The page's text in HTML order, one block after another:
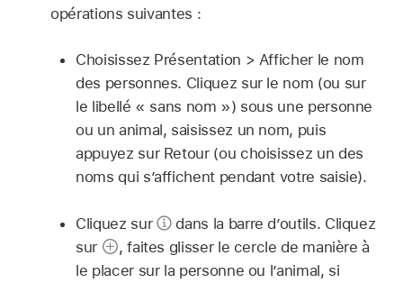
opérations suivantes :
Choisissez Présentation > Afficher le nom
des personnes. Cliquez sur le nom (ou sur
le libellé « sans nom ») sous une personne
ou un animal, saisissez un nom, puis
appuyez sur Retour (ou choisissez un des
noms qui s’affichent pendant votre saisie).
Cliquez sur
dans la barre d’outils. Cliquez
sur
,faites glisser le cercle de manière à
le placer sur la personne ou l’animal, si